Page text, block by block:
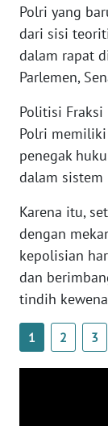
Polri yang
dari sisi
dalam rapat
Parlemen,
Politisi Fraksi
Polri
penegak
dalam sistem
Karena itu,
dengan
kepolisian
dan
tindih
1 2 3
WN
RIAU
SERAMBI
WN
JAMBI
WN
WN
NTB
WN
SULTENG